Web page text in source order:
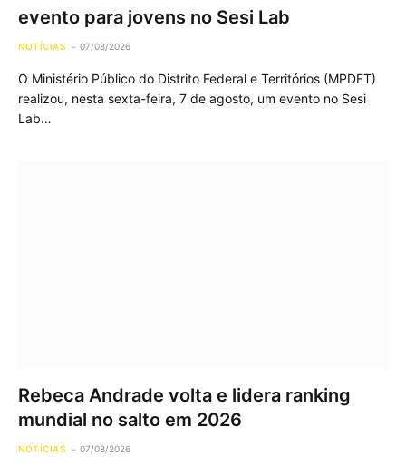
evento para jovens no Sesi Lab
NOTÍCIAS 07/08/2026
O Ministério Público do Distrito Federal e Territórios (MPDFT)
realizou, nesta sexta-feira, 7 de agosto, um evento no Sesi
Lab…
Rebeca Andrade volta e lidera ranking
mundial no salto em 2026
NOTÍCIAS 07/08/2026